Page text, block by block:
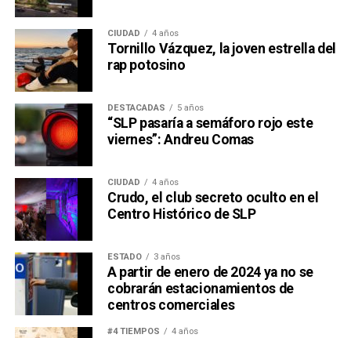
CIUDAD 4 años
Tornillo Vázquez, la joven estrella del
rap potosino
DESTACADAS 5 años
“SLP pasaría a semáforo rojo este
viernes”: Andreu Comas
CIUDAD 4 años
Crudo, el club secreto oculto en el
Centro Histórico de SLP
ESTADO 3 años
A partir de enero de 2024 ya no se
cobrarán estacionamientos de
centros comerciales
#4 TIEMPOS 4 años